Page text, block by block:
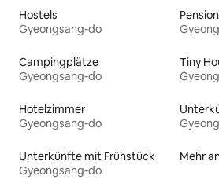
Hostels
Gyeongsang-do
Campingplätze
Gyeongsang-do
Tiny
Hotelzimmer
Gyeongsang-do
Unterkünfte mit Frühstück
Gyeongsang-do
Mehr